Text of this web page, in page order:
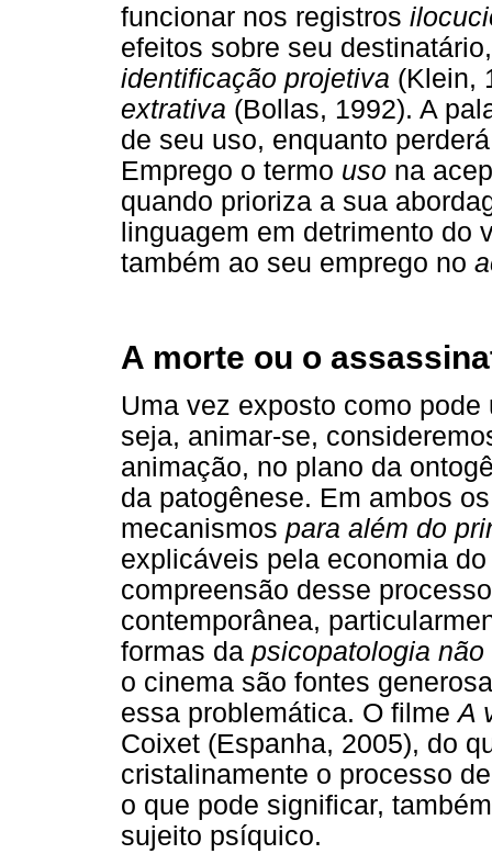
funcionar nos registros
efeitos sobre seu
identificação projetiva (Klein,
extrativa (Bollas, 1992). A
de seu uso, enquanto
Emprego o termo uso na
quando prioriza a sua
linguagem em detrimento do
também ao seu emprego no
A morte ou o
Uma vez exposto como
seja, animar-se,
animação, no plano da
da patogênese. Em ambos
mecanismos para além do
explicáveis pela economia
compreensão desse
contemporânea,
formas da psicopatologia não
o cinema são fontes
essa problemática. O filmeA
Coixet (Espanha, 2005), do
cristalinamente o processo
o que pode significar,
sujeito psíquico.